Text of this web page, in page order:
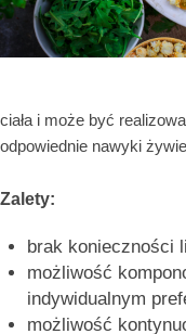
ciała i może być
odpowiednie nawyki
Zalety:
brak konieczności
możliwość
indywidualnym
możliwość